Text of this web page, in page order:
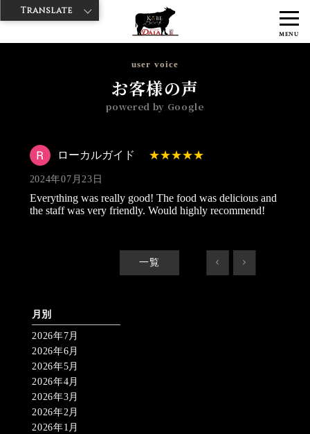
MENU
神戸牛ダイヤ > 神戸牛ダイア グランスタ八重洲店 Googleレビュー
user voice
お客様の声
powered by Google
ローカルガイド
2024年07月23日
Everything was really good! The food was delicious and
the staff was very friendly. Would highly recommend!
一覧 < >
月別
2026年7月
2026年6月
2026年5月
2026年4月
2026年3月
2026年2月
2026年1月
Translate